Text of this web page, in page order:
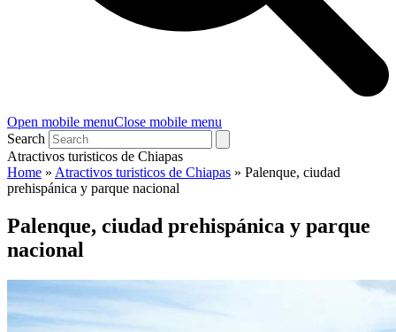
Open mobile menuClose mobile menu
Search
Atractivos turisticos de Chiapas
Home » Atractivos turisticos de Chiapas » Palenque, ciudad
prehispánica y parque nacional
Palenque, ciudad prehispánica y parque
nacional